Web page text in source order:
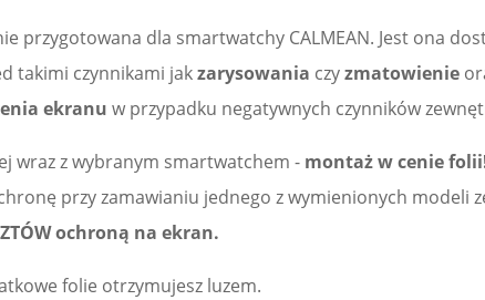
przygotowana dla smartwatchy CALMEAN. Jest ona
takimi czynnikami jakzarysowania czyzmatowienie
ekranu w przypadku negatywnych czynników
wraz z wybranym smartwatchem - montaż w cenie
przy zamawianiu jednego z wymienionych modeli
ochroną na ekran.
folie otrzymujesz luzem.